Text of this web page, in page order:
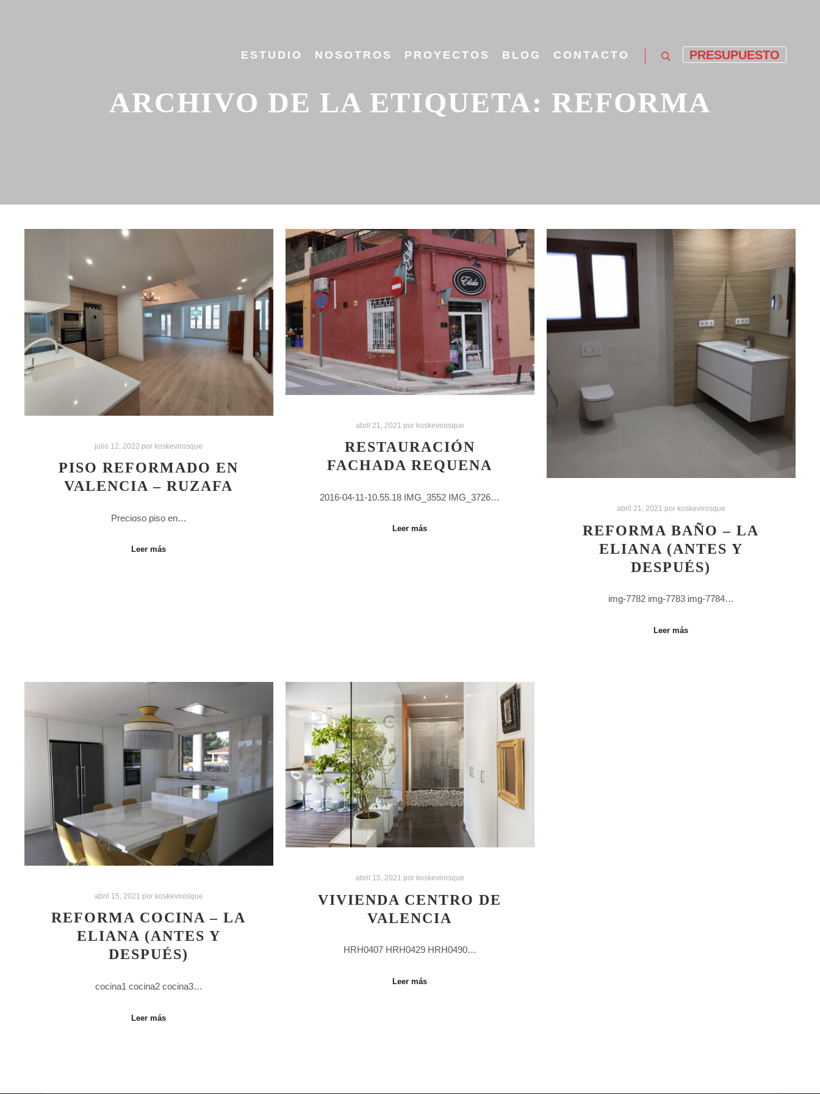
ESTUDIO NOSOTROS PROYECTOS BLOG CONTACTO PRESUPUESTO
ARCHIVO DE LA ETIQUETA: REFORMA
julio 12, 2022 por koskevirosque
PISO REFORMADO EN
VALENCIA – RUZAFA
Precioso piso en…
Leer más
abril 21, 2021 por koskevirosque
RESTAURACIÓN
FACHADA REQUENA
2016-04-11-10.55.18 IMG_3552 IMG_3726…
Leer más
abril 21, 2021 por koskevirosque
REFORMA BAÑO – LA
ELIANA (ANTES Y
DESPUÉS)
img-7782 img-7783 img-7784…
Leer más
abril 15, 2021 por koskevirosque
REFORMA COCINA – LA
ELIANA (ANTES Y
DESPUÉS)
cocina1 cocina2 cocina3…
Leer más
abril 15, 2021 por koskevirosque
VIVIENDA CENTRO DE
VALENCIA
HRH0407 HRH0429 HRH0490…
Leer más